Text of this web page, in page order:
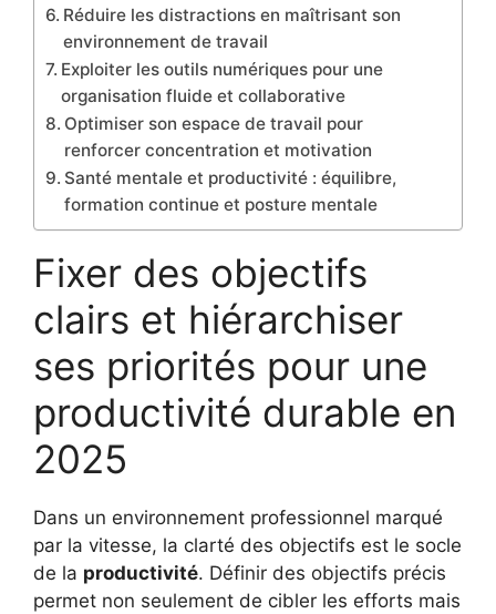
Réduire les distractions en maîtrisant son
environnement de travail
Exploiter les outils numériques pour une
organisation fluide et collaborative
Optimiser son espace de travail pour
renforcer concentration et motivation
Santé mentale et productivité : équilibre,
formation continue et posture mentale
Fixer des objectifs
clairs et hiérarchiser
ses priorités pour une
productivité durable en
2025
Dans un environnement professionnel marqué
par la vitesse, la clarté des objectifs est le socle
de la productivité. Définir des objectifs précis
permet non seulement de cibler les efforts mais